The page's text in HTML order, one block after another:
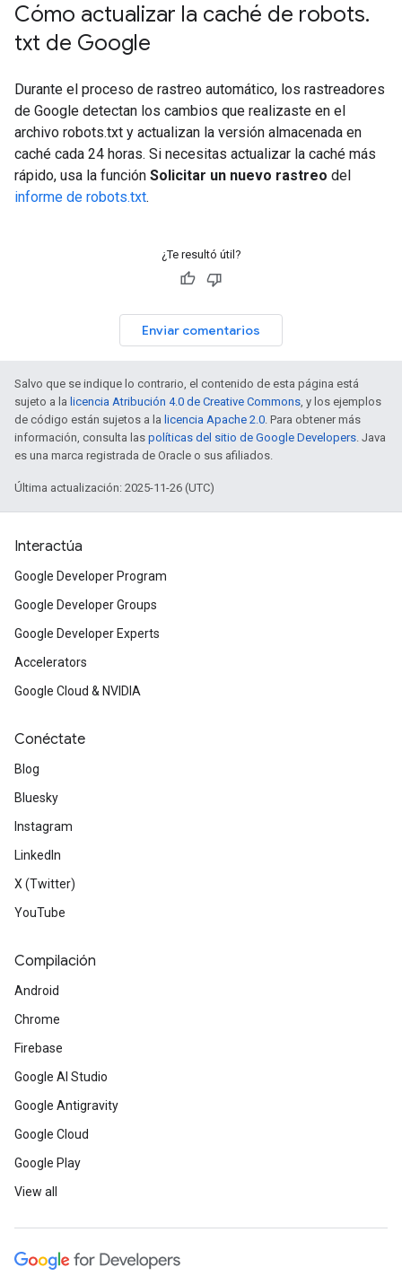
Cómo actualizar la caché de robots.
txt de Google
Durante el proceso de rastreo automático, los rastreadores
de Google detectan los cambios que realizaste en el
archivo robots.txt y actualizan la versión almacenada en
caché cada 24 horas. Si necesitas actualizar la caché más
rápido, usa la función Solicitar un nuevo rastreo del
informe de robots.txt.
¿Te resultó útil?
Enviar comentarios
Salvo que se indique lo contrario, el contenido de esta página está
sujeto a la licencia Atribución 4.0 de Creative Commons, y los ejemplos
de código están sujetos a la licencia Apache 2.0. Para obtener más
información, consulta las políticas del sitio de Google Developers. Java
es una marca registrada de Oracle o sus afiliados.
Última actualización: 2025-11-26 (UTC)
Interactúa
Google Developer Program
Google Developer Groups
Google Developer Experts
Accelerators
Google Cloud & NVIDIA
Conéctate
Blog
Bluesky
Instagram
LinkedIn
X (Twitter)
YouTube
Compilación
Android
Chrome
Firebase
Google AI Studio
Google Antigravity
Google Cloud
Google Play
View all